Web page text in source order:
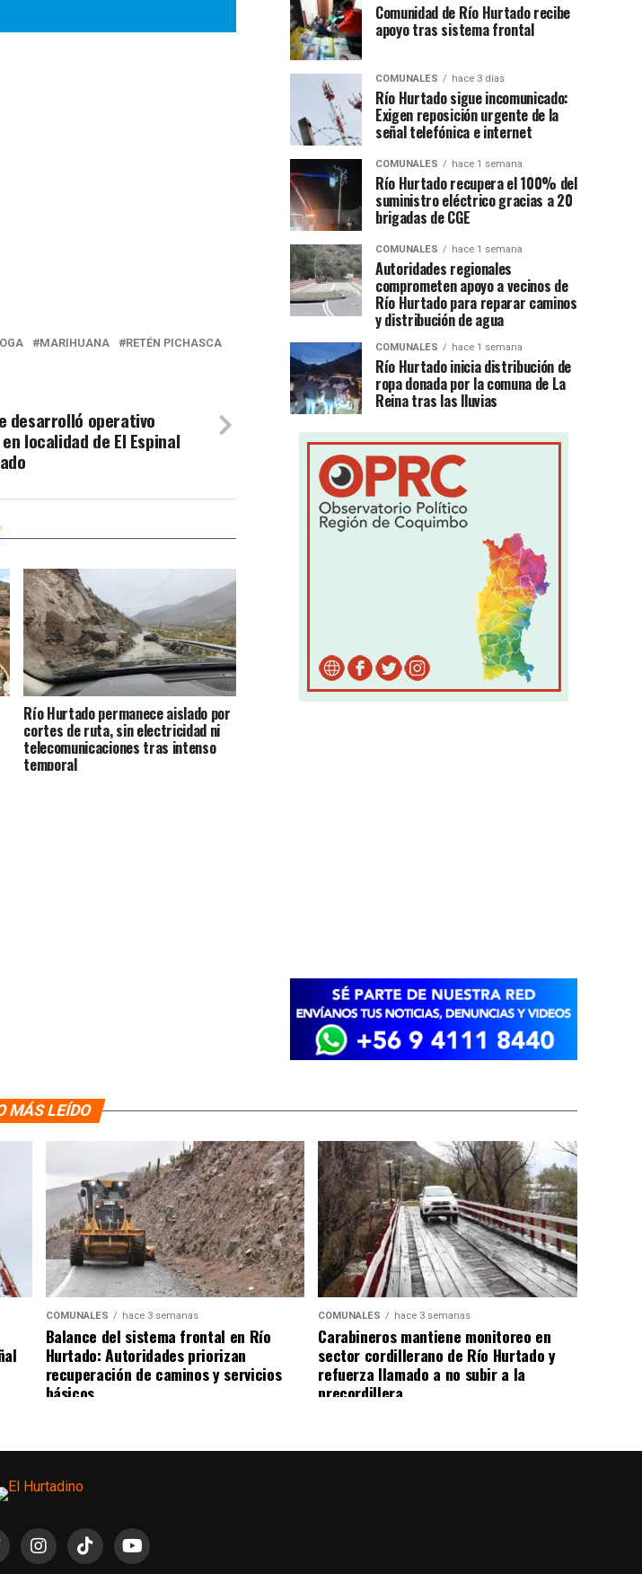
MARIHUANA
RETÉN PICHASCA
desarrolló operativo
localidad de El Espinal
Río Hurtado permanece aislado por
cortes de ruta, sin electricidad ni
telecomunicaciones tras intenso
temporal
Comunidad de Río Hurtado recibe
apoyo tras sistema frontal
COMUNALES hace 3 días
Río Hurtado sigue incomunicado:
Exigen reposición urgente de la
señal telefónica e internet
COMUNALES hace 1 semana
Río Hurtado recupera el 100% del
suministro eléctrico gracias a 20
brigadas de CGE
COMUNALES hace 1 semana
Autoridades regionales
comprometen apoyo a vecinos de
Río Hurtado para reparar caminos
y distribución de agua
COMUNALES hace 1 semana
Río Hurtado inicia distribución de
ropa donada por la comuna de La
Reina tras las lluvias
MÁS LEÍDO
COMUNALES hace 3 semanas
Balance del sistema frontal en Río
Hurtado: Autoridades priorizan
recuperación de caminos y servicios
básicos
COMUNALES hace 3 semanas
Carabineros mantiene monitoreo en
sector cordillerano de Río Hurtado y
refuerza llamado a no subir a la
precordillera